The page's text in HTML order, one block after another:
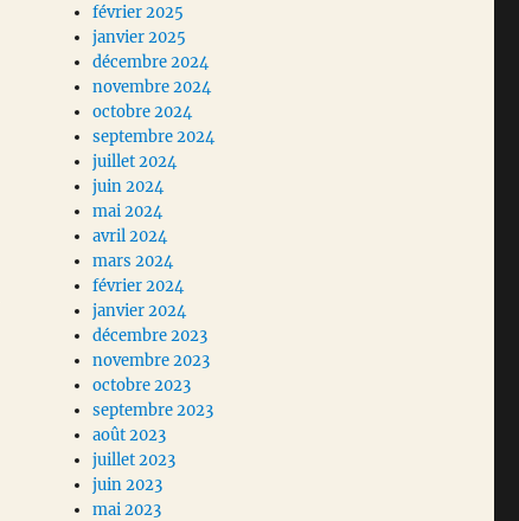
février 2025
janvier 2025
décembre 2024
novembre 2024
octobre 2024
septembre 2024
juillet 2024
juin 2024
mai 2024
avril 2024
mars 2024
février 2024
janvier 2024
décembre 2023
novembre 2023
octobre 2023
septembre 2023
août 2023
juillet 2023
juin 2023
mai 2023